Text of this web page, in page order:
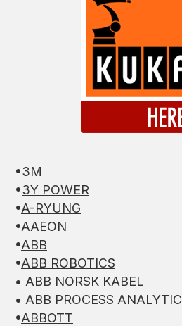
•3M
•3Y POWER
•A-RYUNG
•AAEON
•ABB
•ABB ROBOTICS
• ABB NORSK KABEL
• ABB PROCESS ANALYTIC
•ABBOTT